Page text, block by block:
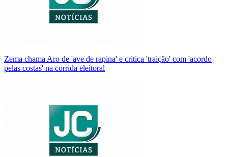
Zema chama Aro de 'ave de rapina' e critica 'traição' com 'acordo
pelas costas' na corrida eleitoral